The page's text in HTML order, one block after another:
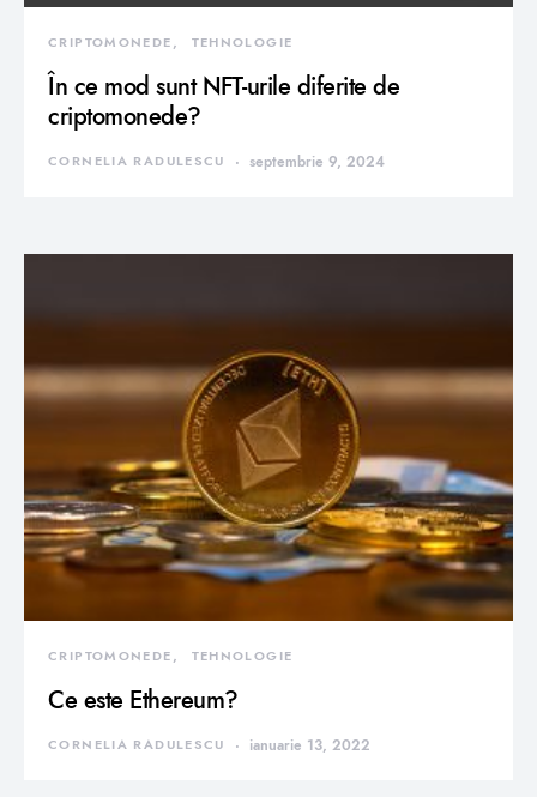
CRIPTOMONEDE TEHNOLOGIE
În ce mod sunt NFT-urile diferite de
criptomonede?
CORNELIA RADULESCU septembrie 9, 2024
CRIPTOMONEDE TEHNOLOGIE
Ce este Ethereum?
CORNELIA RADULESCU ianuarie 13, 2022